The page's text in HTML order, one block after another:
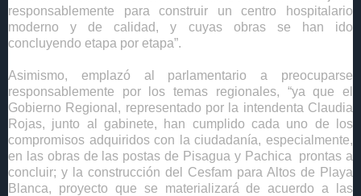
responsablemente para construir un centro hospitalario
moderno y de calidad, y cuyas obras se han ido
concluyendo etapa por etapa”.
Asimismo, emplazó al parlamentario a preocuparse
responsablemente por los temas regionales, “ya que el
Gobierno Regional, representado por la intendenta Claudia
Rojas, junto al gabinete, han cumplido cada uno de los
compromisos adquiridos con la ciudadanía, especialmente,
en las obras de las postas de Pisagua y Pachica prontas a
concluir; y la construcción del Cesfam para Altos de Playa
Blanca, proyecto que se materializará de acuerdo a las